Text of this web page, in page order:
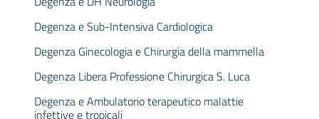
Degenza e Sub-Intensiva Cardiologica
Degenza Ginecologia e Chirurgia della mammella
Degenza Libera Professione Chirurgica S. Luca
Degenza e Ambulatorio terapeutico malattie
infettive e tropicali